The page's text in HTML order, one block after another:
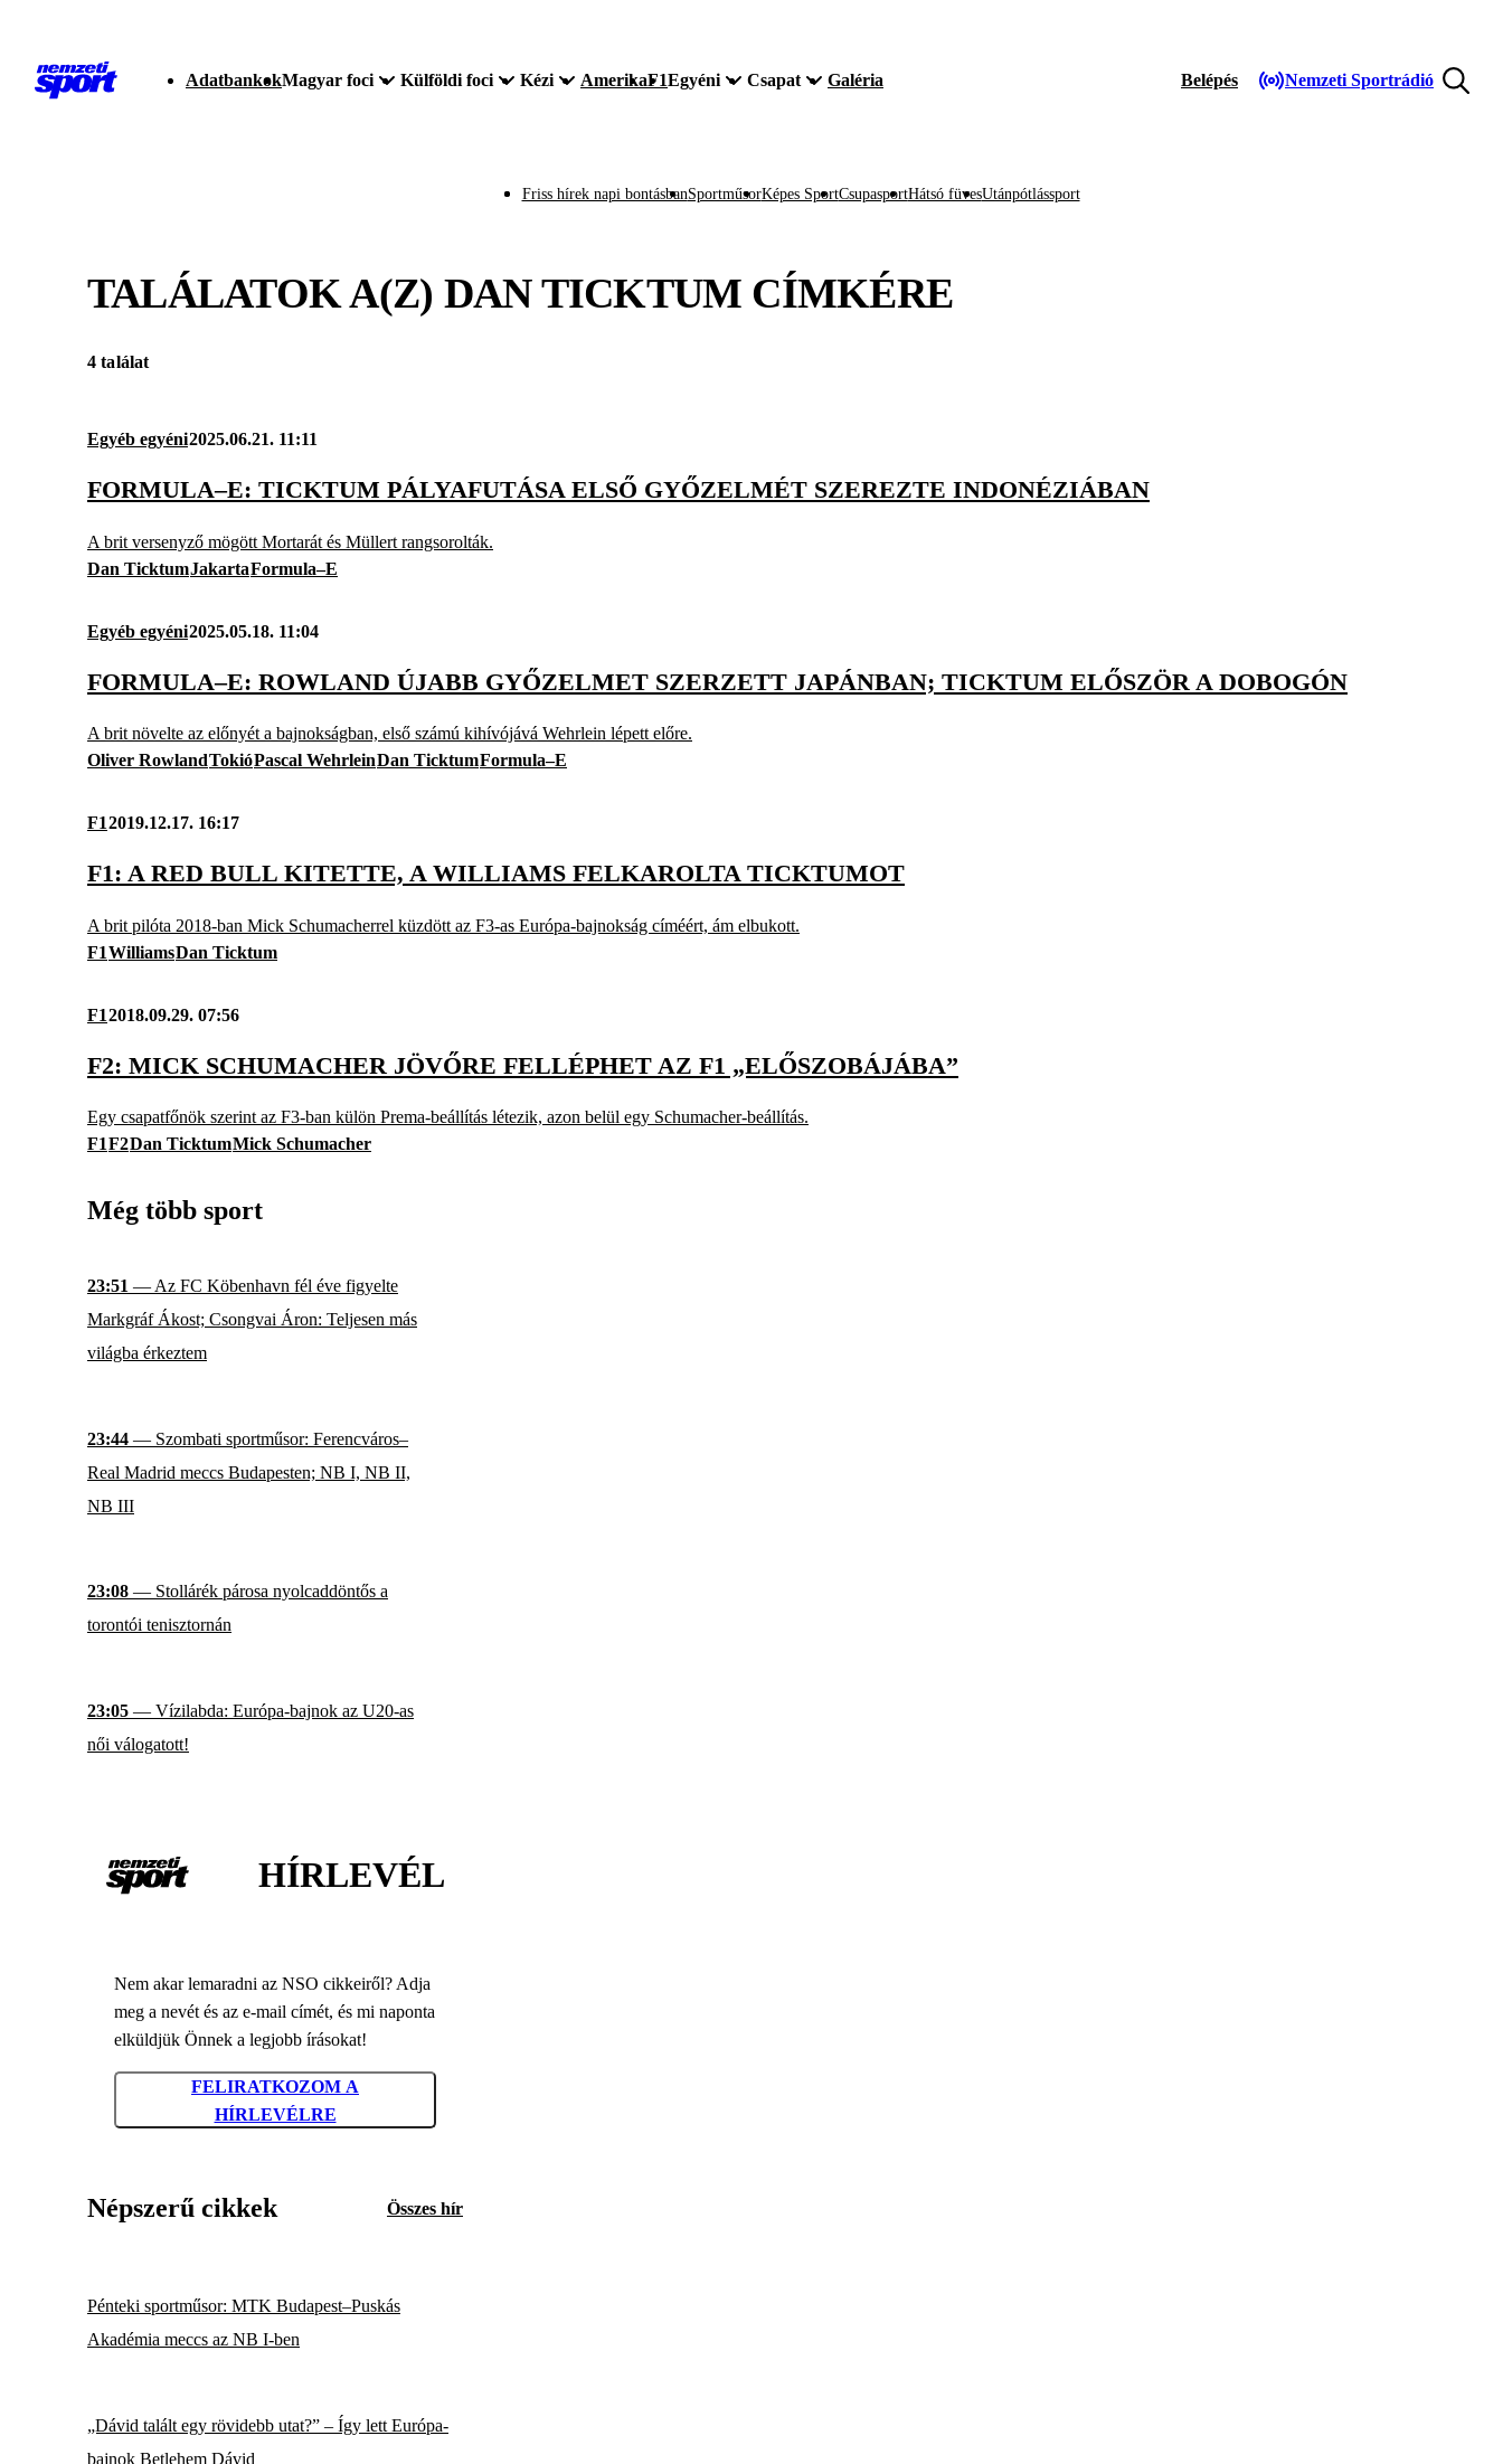
AdatbankokMagyar foci Külföldi foci Kézi AmerikaF1Egyéni Csapat Galéria Belépés Nemzeti Sportrádió
Friss hírek napi bontásbanSportműsorKépes SportCsupasportHátsó füvesUtánpótlássport
TALÁLATOK A(Z) DAN TICKTUM CÍMKÉRE
4 találat
Egyéb egyéni2025.06.21. 11:11
FORMULA–E: TICKTUM PÁLYAFUTÁSA ELSŐ GYŐZELMÉT SZEREZTE INDONÉZIÁBAN
A brit versenyző mögött Mortarát és Müllert rangsorolták.
Dan TicktumJakartaFormula–E
Egyéb egyéni2025.05.18. 11:04
FORMULA–E: ROWLAND ÚJABB GYŐZELMET SZERZETT JAPÁNBAN; TICKTUM ELŐSZÖR A DOBOGÓN
A brit növelte az előnyét a bajnokságban, első számú kihívójává Wehrlein lépett előre.
Oliver RowlandTokióPascal WehrleinDan TicktumFormula–E
F12019.12.17. 16:17
F1: A RED BULL KITETTE, A WILLIAMS FELKAROLTA TICKTUMOT
A brit pilóta 2018-ban Mick Schumacherrel küzdött az F3-as Európa-bajnokság címéért, ám elbukott.
F1WilliamsDan Ticktum
F12018.09.29. 07:56
F2: MICK SCHUMACHER JÖVŐRE FELLÉPHET AZ F1 „ELŐSZOBÁJÁBA”
Egy csapatfőnök szerint az F3-ban külön Prema-beállítás létezik, azon belül egy Schumacher-beállítás.
F1F2Dan TicktumMick Schumacher
Még több sport
23:51 — Az FC Köbenhavn fél éve figyelte
Markgráf Ákost; Csongvai Áron: Teljesen más
világba érkeztem
23:44 — Szombati sportműsor: Ferencváros–
Real Madrid meccs Budapesten; NB I, NB II,
NB III
23:08 — Stollárék párosa nyolcaddöntős a
torontói tenisztornán
23:05 — Vízilabda: Európa-bajnok az U20-as
női válogatott!
HÍRLEVÉL
Nem akar lemaradni az NSO cikkeiről? Adja
meg a nevét és az e-mail címét, és mi naponta
elküldjük Önnek a legjobb írásokat!
FELIRATKOZOM A
HÍRLEVÉLRE
Népszerű cikkek Összes hír
Pénteki sportműsor: MTK Budapest–Puskás
Akadémia meccs az NB I-ben
„Dávid talált egy rövidebb utat?” – Így lett Európa-
bajnok Betlehem Dávid